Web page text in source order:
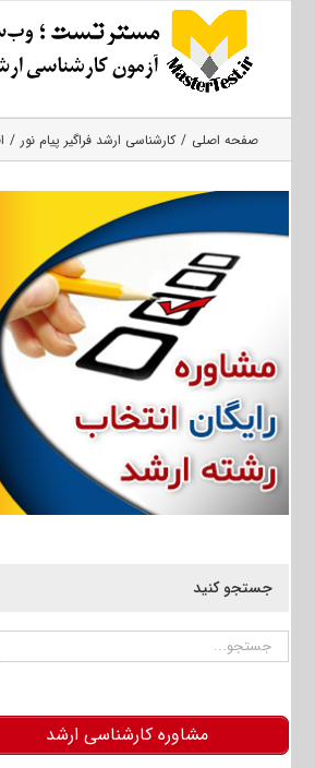
صفحه اصلی کارشناسی ارشد فراگیر پیام نور
جستجو کنید
جستجو
مشاوره کارشناسی ارشد